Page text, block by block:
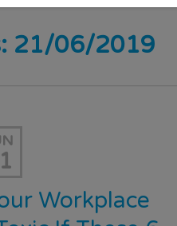
21/06/2019
Workplace